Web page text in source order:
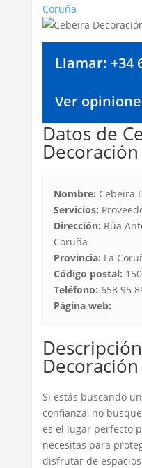
Coruña
Llamar: +34
Ver
Datos de
Decoración
Nombre: Cebeira
Servicios:
Dirección: Rúa
Coruña
Provincia: La
Código postal:
Teléfono: 658 95
Página web:
Decoración
Si estás buscando
confianza, no
es el lugar perfecto
necesitas para
disfrutar de